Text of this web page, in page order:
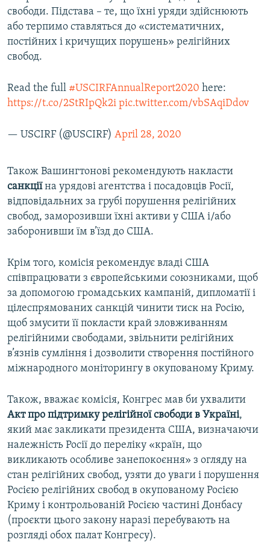
свободи. Підстава – те, що їхні уряди здійснюють
або терпимо ставляться до «систематичних,
постійних і кричущих порушень» релігійних
свобод.
Read the full #USCIRFAnnualReport2020 here:
https://t.co/2StRIpQk2i pic.twitter.com/vbSAqiDdov
— USCIRF (@USCIRF) April 28, 2020
Також Вашингтонові рекомендують накласти
санкціїна урядові агентства і посадовців Росії,
відповідальних за грубі порушення релігійних
свобод, заморозивши їхні активи у США і/або
заборонивши їм в’їзд до США.
Крім того, комісія рекомендує владі США
співпрацювати з європейськими союзниками, щоб
за допомогою громадських кампаній, дипломатії і
цілеспрямованих санкцій чинити тиск на Росію,
щоб змусити її покласти край зловживанням
релігійними свободами, звільнити релігійних
в’язнів сумління і дозволити створення постійного
міжнародного моніторингу в окупованому Криму.
Також, вважає комісія, Конгрес мав би ухвалити
Акт про підтримку релігійної свободи в Україні,
який має закликати президента США, визначаючи
належність Росії до переліку «країн, що
викликають особливе занепокоєння» з огляду на
стан релігійних свобод, узяти до уваги і порушення
Росією релігійних свобод в окупованому Росією
Криму і контрольованій Росією частині Донбасу
(проєкти цього закону наразі перебувають на
розгляді обох палат Конгресу).